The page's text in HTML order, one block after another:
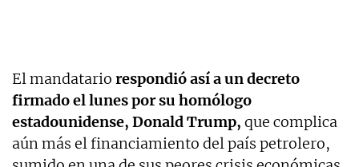
El mandatario respondió así a un decreto
firmado el lunes por su homólogo
estadounidense, Donald Trump, que complica
aún más el financiamiento del país petrolero,